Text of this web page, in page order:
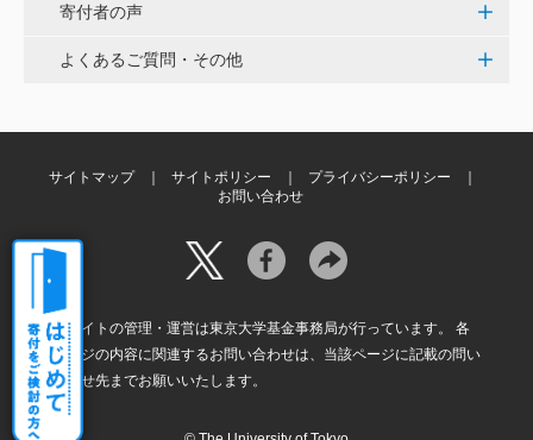
大澤 彰弘
用いただけると幸いです。 <東京大学動物医療センタ
花之内 健仁
伝統ある赤門に貢献できるまたとない企画に参加でき
嬉しく思います。 <ひらけ！赤門プロジェクト>
劉 晨熙
白石流司、その始まりを赤門に。 <ひらけ！赤門プロ
ジェクト>
寄付者の声
よくあるご質問・その他
サイトマップ サイトポリシー
プライバシーポリシー
お問い合わせ
本サイトの管理・運営は東京大学基金事務局が行っています。 各
ページの内容に関連するお問い合わせは、当該ページに記載の問い
合わせ先までお願いいたします。